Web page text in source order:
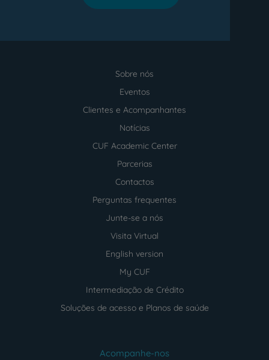
Sobre nós
Eventos
Clientes e Acompanhantes
Notícias
CUF Academic Center
Parcerias
Contactos
Perguntas frequentes
Junte-se a nós
Visita Virtual
English version
My CUF
Intermediação de Crédito
Soluções de acesso e Planos de saúde
Acompanhe-nos